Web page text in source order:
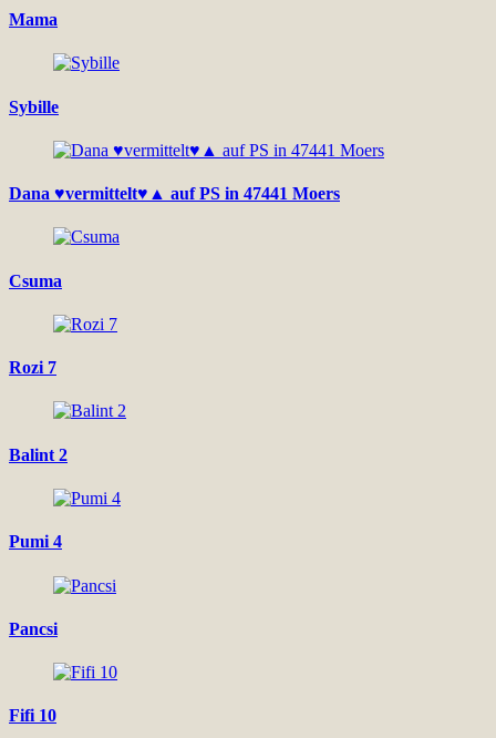
Mama
Sybille
Dana ♥vermittelt♥▲ auf PS in 47441 Moers
Csuma
Rozi 7
Balint 2
Pumi 4
Pancsi
Fifi 10